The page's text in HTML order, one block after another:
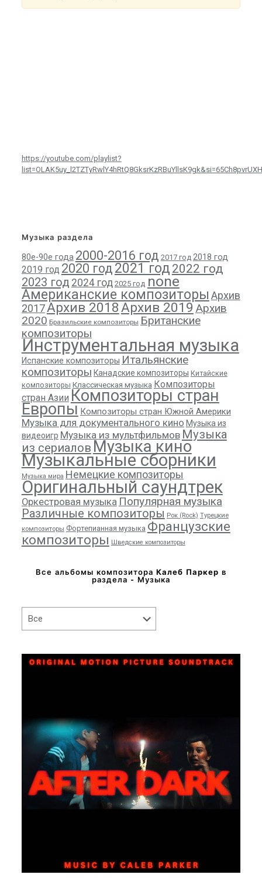
https://youtube.com/playlist?
Музыка раздела
80е-90е года 2000-2016 год 2017 год 2018 год
2019 год 2020 год 2021 год 2022 год
2023 год 2024 год 2025 год none
Американские композиторы Архив
2017Архив 2018Архив 2019Архив
2020 Бразильские композиторы Британские
композиторы
Инструментальная музыка
Испанские композиторы Итальянские
композиторы Канадские композиторы Китайские
композиторы Классическая музыка Композиторы
стран Азии Композиторы стран
Европы Композиторы стран Южной Америки
Музыка для документального кино Музыка из
видеоигр Музыка из мультфильмов Музыка
из сериалов Музыка кино
Музыкальные сборники
Музыка мира Немецкие композиторы
Оригинальный саундтрек
Оркестровая музыка Популярная музыка
Различные композиторы Рок (Rock) Турецкие
композиторы Фортепианная музыка Французские
композиторы Шведские композиторы
Все альбомы композитора Калеб Паркер в
раздела - Музыка